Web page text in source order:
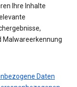
Ihre Inhalte
Malwareerkennung
Daten